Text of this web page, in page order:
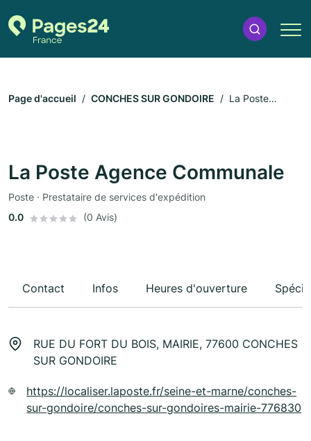
Page d'accueil CONCHES SUR GONDOIRE
La Poste
La Poste Agence Communale
Poste · Prestataire de services d'expédition
0.0
(0 Avis)
Contact Infos Heures d'ouverture
RUE DU FORT DU BOIS, MAIRIE, 77600 CONCHES
SUR GONDOIRE
https://localiser.laposte.fr/seine-et-marne/conches-
sur-gondoire/conches-sur-gondoires-mairie-776830